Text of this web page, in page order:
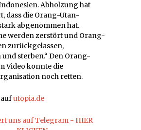
Abholzung hat
dass die Orang-Utan-
abgenommen hat.
werden zerstört und Orang-
zurückgelassen,
sterben.“ Den Orang-
Video konnte die
noch retten.
utopia.de
uns auf Telegram - HIER